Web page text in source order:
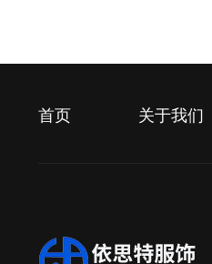
首页 关于我们